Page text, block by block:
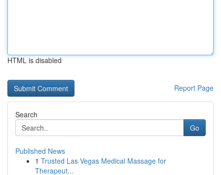
HTML is disabled
Report Page
Search
Go
Published News
1 Trusted Las Vegas Medical Massage for
Therapeut...